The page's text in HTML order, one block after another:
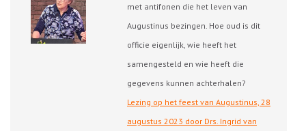
met antifonen die het leven van
Augustinus bezingen. Hoe oud is dit
officie eigenlijk, wie heeft het
samengesteld en wie heeft die
gegevens kunnen achterhalen?
Lezing op het feest van Augustinus, 28
augustus 2023 door Drs. Ingrid van